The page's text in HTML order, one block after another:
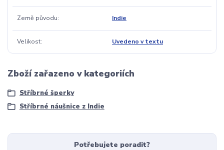
Země původu Indie
Velikost Uvedeno v textu
Zboží zařazeno v kategoriích
Stříbrné šperky
Stříbrné náušnice z Indie
Potřebujete poradit?